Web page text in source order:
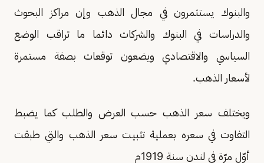
والبنوك يستثمرون في مجال الذهب وإن مراكز البحوث
والدراسات في البنوك والشركات دائما ما تراقب الوضع
السياسي والاقتصادي ويضعون توقعات بصفة مستمرة
لأسعار الذهب.
ويختلف سعر الذهب حسب العرض والطلب كما يضبط
التفاوت في سعره بعملية تثبيت سعر الذهب والتي طبقت
أوّل مرّة في لندن سنة 1919م